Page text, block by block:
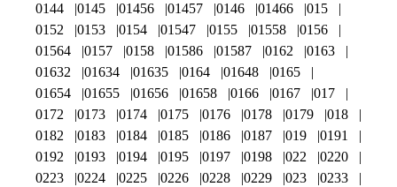
0144
0145 01456 01457 0146 01466
015
0152
0153 0154 01547 0155 01558
0156
01564
0157 0158 01586 01587 0162
0163
01632
01634 01635 0164 01648
0165
01654
01655 01656 01658 0166 0167
017
0172
0173 0174 0175 0176 0178 0179
018
0182
0183 0184 0185 0186 0187 019
0191
0192
0193 0194 0195 0197 0198 022
0220
0223
0224 0225 0226 0228 0229 023
0233